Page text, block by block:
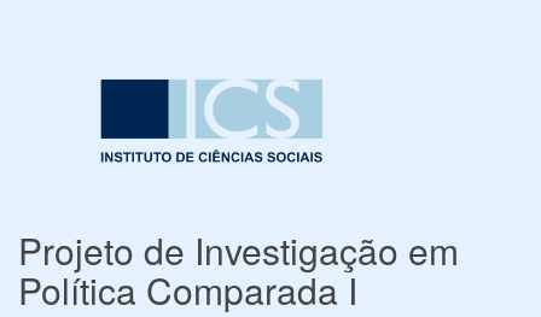
Projeto de Investigação em
Política Comparada I